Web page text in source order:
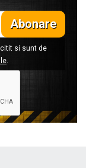
Abonare
si sunt de
.